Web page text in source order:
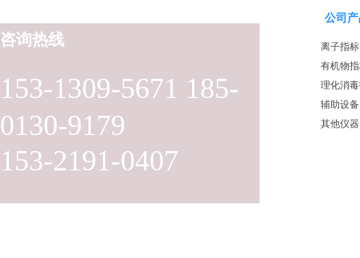
153-1309-5671 185-
0130-9179
153-2191-0407
咨询热线
公司
离子指标
有机物
理化消
辅助设备
其他仪器